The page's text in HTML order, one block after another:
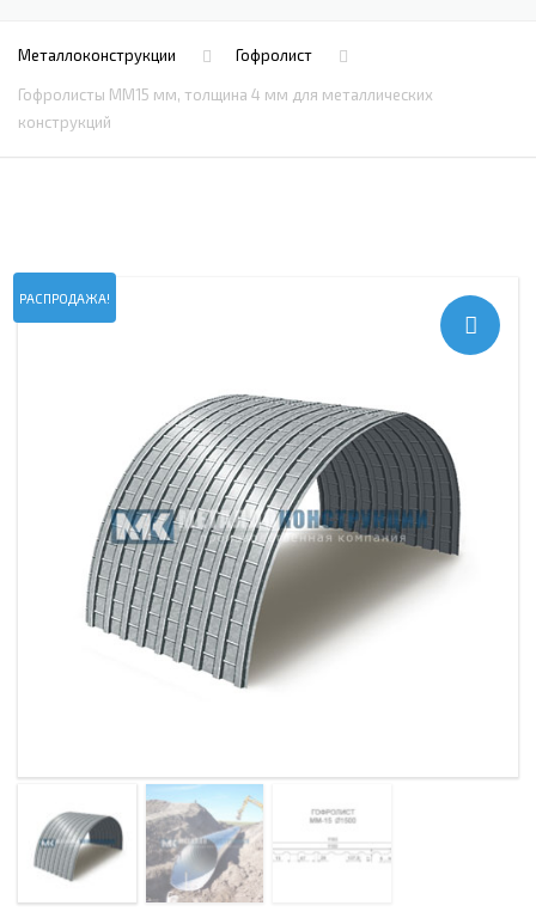
Металлоконструкции Гофролист
Гофролисты ММ15 мм, толщина 4 мм для металлических
конструкций
РАСПРОДАЖА!